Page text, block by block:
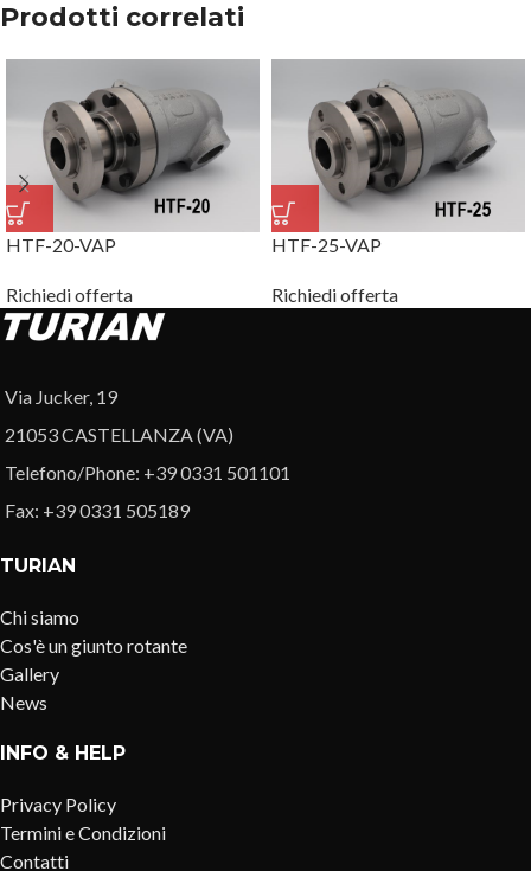
Prodotti correlati
HTF-20-VAP
Richiedi offerta
HTF-25-VAP
Richiedi offerta
Via Jucker, 19
21053 CASTELLANZA (VA)
Telefono/Phone: +39 0331 501101
Fax: +39 0331 505189
TURIAN
Chi siamo
Cos'è un giunto rotante
Gallery
News
INFO & HELP
Privacy Policy
Termini e Condizioni
Contatti